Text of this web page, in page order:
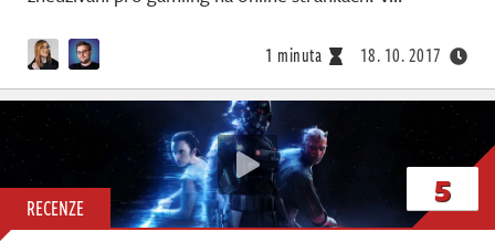
1 minuta 18. 10. 2017
RECENZE 5